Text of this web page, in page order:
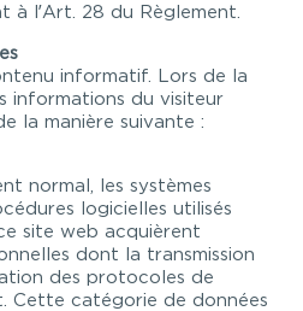
l’Art. 28 du Règlement.
informatif. Lors de la
informations du visiteur
la manière suivante :
normal, les systèmes
logicielles utilisés
site web acquièrent
dont la transmission
des protocoles de
Cette catégorie de données